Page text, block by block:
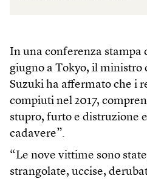
In una conferenza stampa
giugno a Tokyo, il ministro
Suzuki ha affermato che i
compiuti nel 2017,
stupro, furto e distruzione
cadavere”.
“Le nove vittime sono
strangolate, uccise,